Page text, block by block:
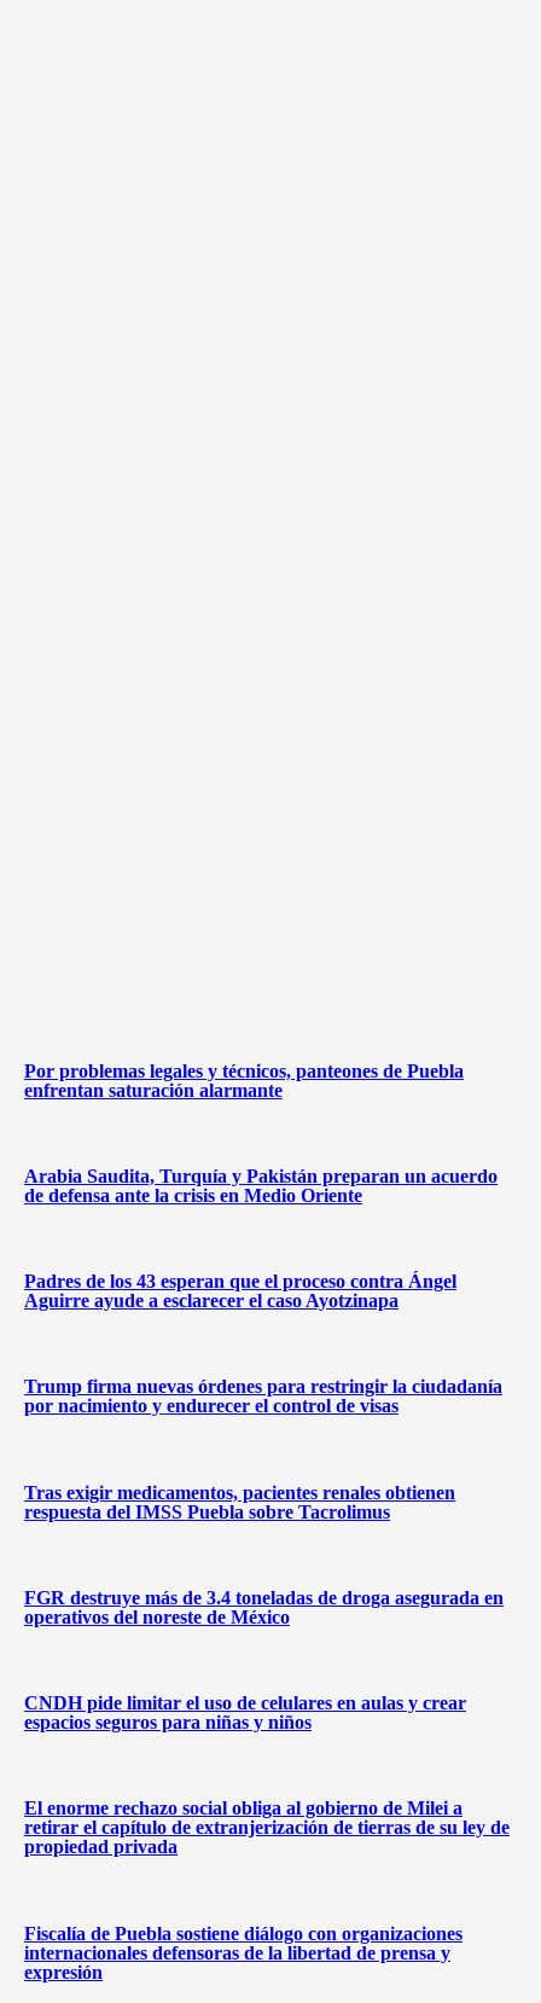
Por problemas legales y técnicos, panteones de Puebla
enfrentan saturación alarmante
Arabia Saudita, Turquía y Pakistán preparan un acuerdo
de defensa ante la crisis en Medio Oriente
Padres de los 43 esperan que el proceso contra Ángel
Aguirre ayude a esclarecer el caso Ayotzinapa
Trump firma nuevas órdenes para restringir la ciudadanía
por nacimiento y endurecer el control de visas
Tras exigir medicamentos, pacientes renales obtienen
respuesta del IMSS Puebla sobre Tacrolimus
FGR destruye más de 3.4 toneladas de droga asegurada en
operativos del noreste de México
CNDH pide limitar el uso de celulares en aulas y crear
espacios seguros para niñas y niños
El enorme rechazo social obliga al gobierno de Milei a
retirar el capítulo de extranjerización de tierras de su ley de
propiedad privada
Fiscalía de Puebla sostiene diálogo con organizaciones
internacionales defensoras de la libertad de prensa y
expresión